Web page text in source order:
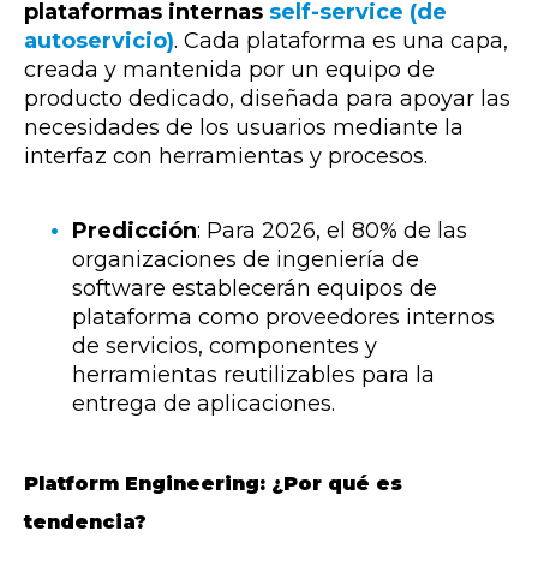
plataformas internas self-service (de
autoservicio). Cada plataforma es una capa,
creada y mantenida por un equipo de
producto dedicado, diseñada para apoyar las
necesidades de los usuarios mediante la
interfaz con herramientas y procesos.
Predicción: Para 2026, el 80% de las
organizaciones de ingeniería de
software establecerán equipos de
plataforma como proveedores internos
de servicios, componentes y
herramientas reutilizables para la
entrega de aplicaciones.
Platform Engineering: ¿Por qué es
tendencia?